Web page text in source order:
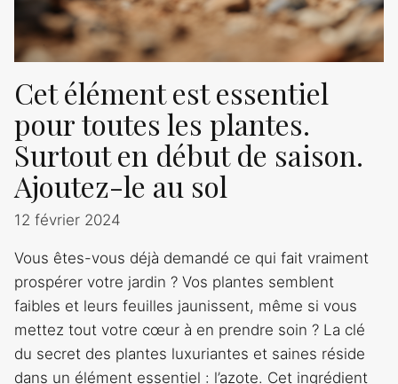
Cet élément est essentiel
pour toutes les plantes.
Surtout en début de saison.
Ajoutez-le au sol
12 février 2024
Vous êtes-vous déjà demandé ce qui fait vraiment
prospérer votre jardin ? Vos plantes semblent
faibles et leurs feuilles jaunissent, même si vous
mettez tout votre cœur à en prendre soin ? La clé
du secret des plantes luxuriantes et saines réside
dans un élément essentiel : l’azote. Cet ingrédient